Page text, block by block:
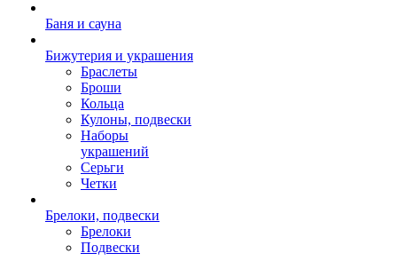
Баня и сауна
Бижутерия и украшения
Браслеты
Броши
Кольца
Кулоны, подвески
Наборы
украшений
Серьги
Четки
Брелоки, подвески
Брелоки
Подвески